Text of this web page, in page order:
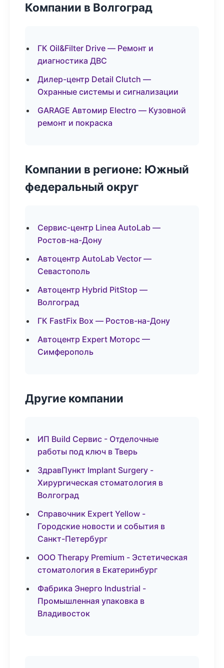
Компании в Волгоград
ГК Oil&Filter Drive — Ремонт и
диагностика ДВС
Дилер-центр Detail Clutch —
Охранные системы и сигнализации
GARAGE Автомир Electro — Кузовной
ремонт и покраска
Компании в регионе: Южный
федеральный округ
Сервис-центр Linea AutoLab —
Ростов-на-Дону
Автоцентр AutoLab Vector —
Севастополь
Автоцентр Hybrid PitStop —
Волгоград
ГК FastFix Box — Ростов-на-Дону
Автоцентр Expert Моторс —
Симферополь
Другие компании
ИП Build Сервис - Отделочные
работы под ключ в Тверь
ЗдравПункт Implant Surgery -
Хирургическая стоматология в
Волгоград
Справочник Expert Yellow -
Городские новости и события в
Санкт-Петербург
ООО Therapy Premium - Эстетическая
стоматология в Екатеринбург
Фабрика Энерго Industrial -
Промышленная упаковка в
Владивосток